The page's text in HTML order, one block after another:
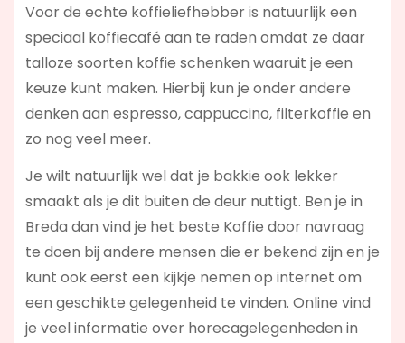
Voor de echte koffieliefhebber is natuurlijk een
speciaal koffiecafé aan te raden omdat ze daar
talloze soorten koffie schenken waaruit je een
keuze kunt maken. Hierbij kun je onder andere
denken aan espresso, cappuccino, filterkoffie en
zo nog veel meer.
Je wilt natuurlijk wel dat je bakkie ook lekker
smaakt als je dit buiten de deur nuttigt. Ben je in
Breda dan vind je het beste Koffie door navraag
te doen bij andere mensen die er bekend zijn en je
kunt ook eerst een kijkje nemen op internet om
een geschikte gelegenheid te vinden. Online vind
je veel informatie over horecagelegenheden in